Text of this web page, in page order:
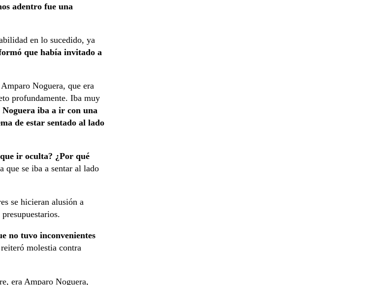
adentro fue una
en lo sucedido, ya
que había invitado a
Noguera, que era
profundamente. Iba muy
Noguera iba a ir con una
de estar sentado al lado
ir oculta? ¿Por qué
que se iba a sentar al lado
se hicieran alusión a
no tuvo inconvenientes
molestia contra
era Amparo Noguera,